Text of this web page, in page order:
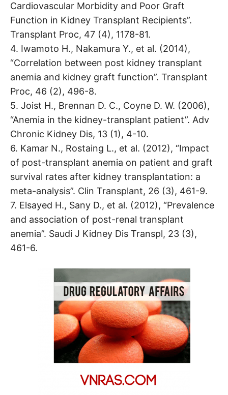
Cardiovascular Morbidity and Poor Graft
Function in Kidney Transplant Recipients”.
Transplant Proc, 47 (4), 1178-81.
4. Iwamoto H., Nakamura Y., et al. (2014),
“Correlation between post kidney transplant
anemia and kidney graft function”. Transplant
Proc, 46 (2), 496-8.
5. Joist H., Brennan D. C., Coyne D. W. (2006),
“Anemia in the kidney-transplant patient”. Adv
Chronic Kidney Dis, 13 (1), 4-10.
6. Kamar N., Rostaing L., et al. (2012), “Impact
of post-transplant anemia on patient and graft
survival rates after kidney transplantation: a
meta-analysis”. Clin Transplant, 26 (3), 461-9.
7. Elsayed H., Sany D., et al. (2012), “Prevalence
and association of post-renal transplant
anemia”. Saudi J Kidney Dis Transpl, 23 (3),
461-6.